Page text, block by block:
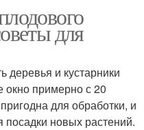
для
и кустарники
окно примерно с 20
для обработки, и
посадки новых растений.